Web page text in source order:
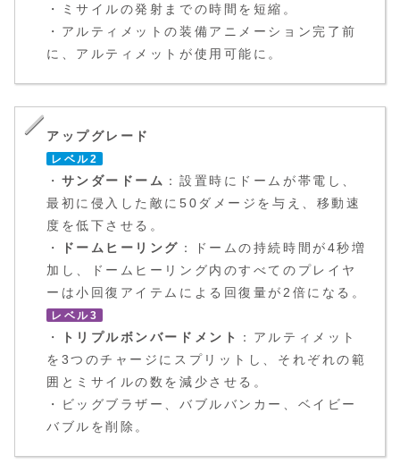
・ミサイルの発射までの時間を短縮。
・アルティメットの装備アニメーション完了前
に、アルティメットが使用可能に。
アップグレード
レベル2
・ サンダードーム ：設置時にドームが帯電し、
最初に侵入した敵に50ダメージを与え、移動速
度を低下させる。
・
ドームヒーリング ：ドームの持続時間が4秒増
加し、ドームヒーリング内のすべてのプレイヤ
ーは小回復アイテムによる回復量が2倍になる。
レベル3
・ トリプルボンバードメント
：アルティメット
を3つのチャージにスプリットし、それぞれの範
囲とミサイルの数を減少させる。
・ビッグブラザー、バブルバンカー、ベイビー
バブルを削除。